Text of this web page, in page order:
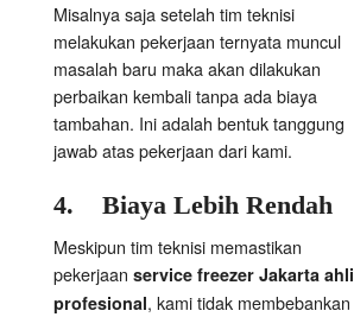
Misalnya saja setelah tim teknisi
melakukan pekerjaan ternyata muncul
masalah baru maka akan dilakukan
perbaikan kembali tanpa ada biaya
tambahan. Ini adalah bentuk tanggung
jawab atas pekerjaan dari kami.
4. Biaya Lebih Rendah
Meskipun tim teknisi memastikan
pekerjaan service freezer Jakarta ahli
profesional, kami tidak membebankan